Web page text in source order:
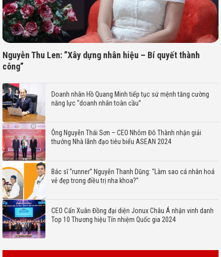
Nguyễn Thu Len: ”Xây dựng nhân hiệu – Bí quyết thành
công”
Doanh nhân Hồ Quang Minh tiếp tục sứ mệnh tăng cường
năng lực “doanh nhân toàn cầu”
Ông Nguyễn Thái Sơn – CEO Nhôm Đô Thành nhận giải
thưởng Nhà lãnh đạo tiêu biểu ASEAN 2024
Bác sĩ “runner” Nguyễn Thanh Dũng: “Làm sao cá nhân hoá
vẻ đẹp trong điều trị nha khoa?”
CEO Cấn Xuân Đồng đại diện Jonux Châu Á nhận vinh danh
Top 10 Thương hiệu Tín nhiệm Quốc gia 2024